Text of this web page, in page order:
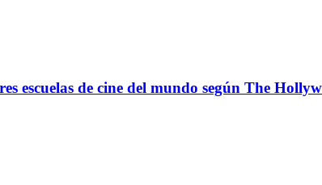
escuelas de cine del mundo según The